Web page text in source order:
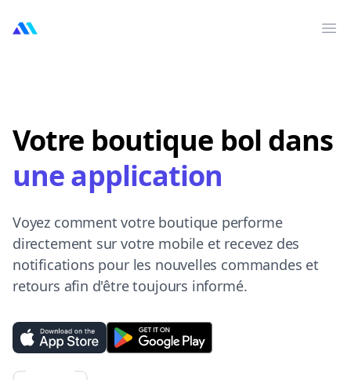
MarktMentor
Votre boutique bol dans
une application
Voyez comment votre boutique performe
directement sur votre mobile et recevez des
notifications pour les nouvelles commandes et
retours afin d'être toujours informé.